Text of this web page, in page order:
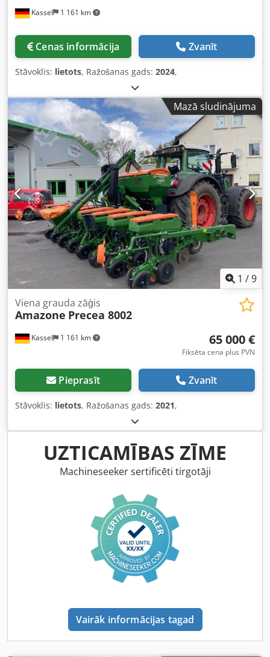
Kassel 1 161 km
Cenas informācija Zvanīt
Stāvoklis: lietots, Ražošanas gads: 2024,
Mazā sludinājuma
1 /9
Kassel 1 161 km
Viena grauda zāģis
Amazone Precea 8002
65 000 €
Fiksēta cena plus PVN
Pieprasīt Zvanīt
Stāvoklis: lietots, Ražošanas gads: 2021,
UZTICAMĪBAS ZĪME
Machineseeker sertificēti tirgotāji
Vairāk informācijas tagad